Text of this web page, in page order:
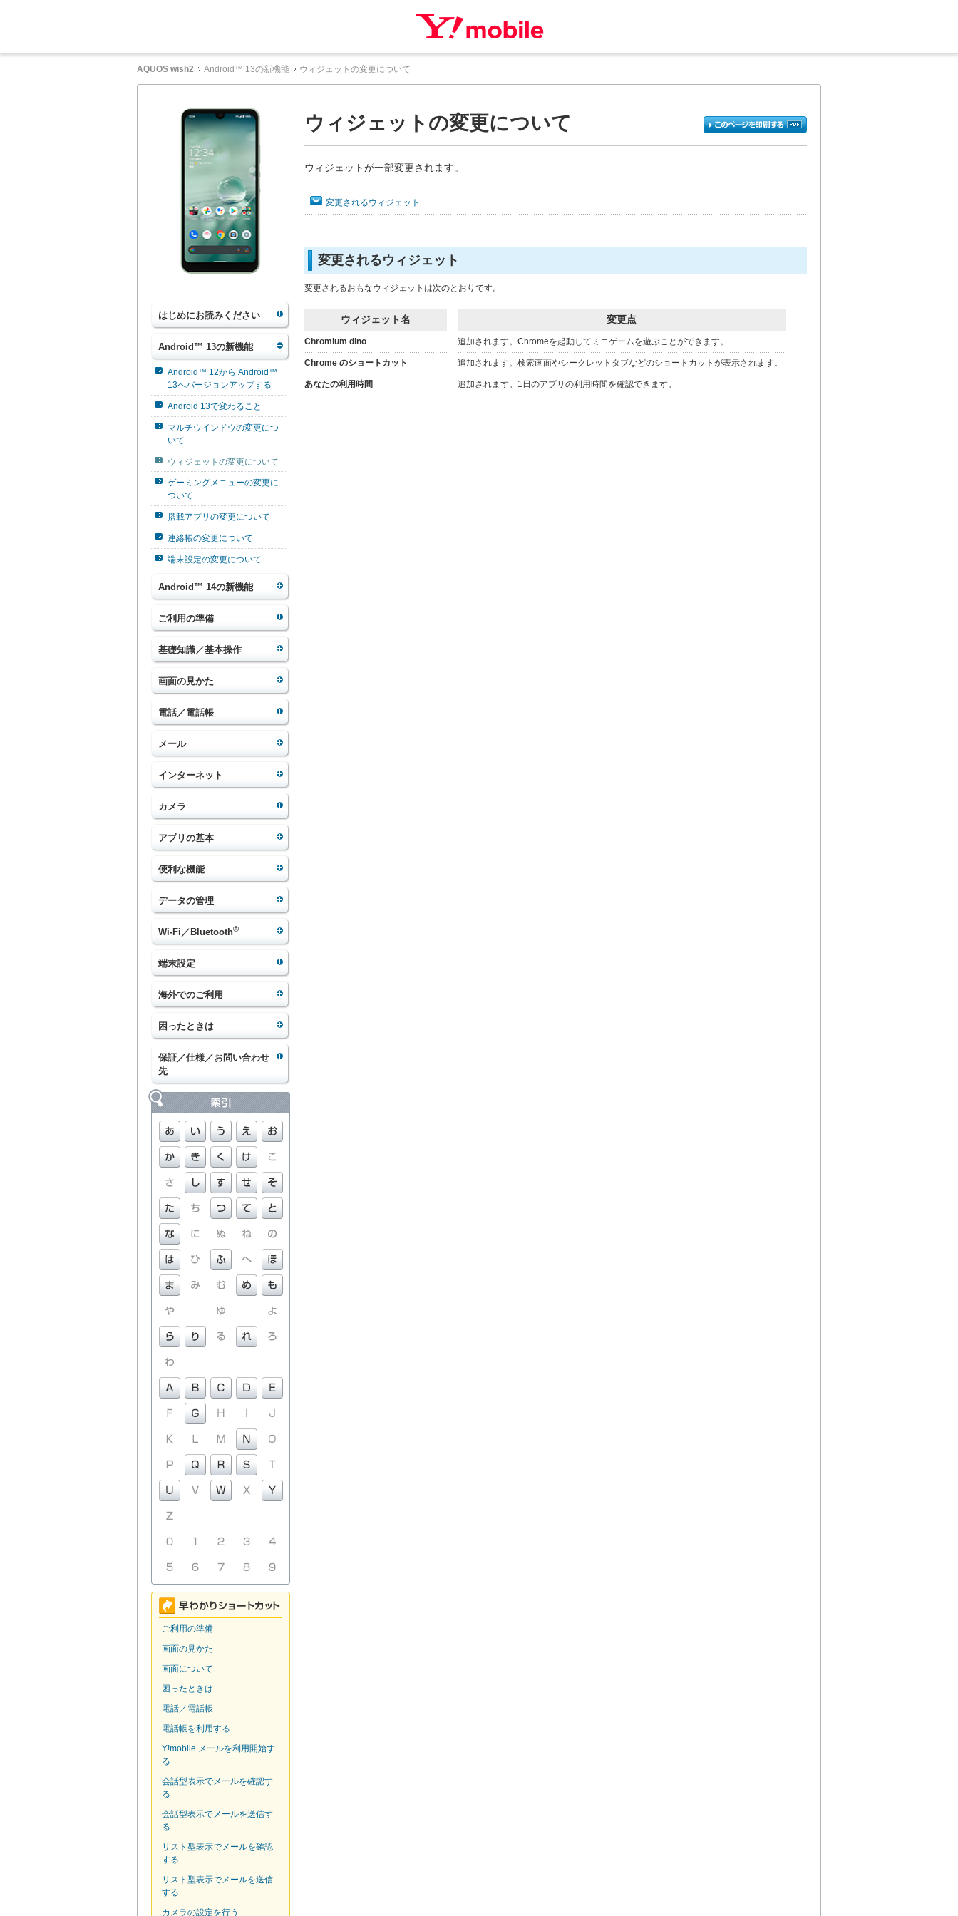
AQUOS wish2 Android™ 13の新機能 ウィジェットの変更について
はじめにお読みください
Android™ 13の新機能
Android™ 12から Android™
13へバージョンアップする
Android 13で変わること
マルチウインドウの変更につ
いて
ウィジェットの変更について
ゲーミングメニューの変更に
ついて
搭載アプリの変更について
連絡帳の変更について
端末設定の変更について
Android™ 14の新機能
ご利用の準備
基礎知識／基本操作
画面の見かた
電話／電話帳
メール
インターネット
カメラ
アプリの基本
便利な機能
データの管理
Wi-Fi／Bluetooth®
端末設定
海外でのご利用
困ったときは
保証／仕様／お問い合わせ
先
ご利用の準備
画面の見かた
画面について
困ったときは
電話／電話帳
電話帳を利用する
Y!mobile メールを利用開始す
る
会話型表示でメールを確認す
る
会話型表示でメールを送信す
る
リスト型表示でメールを確認
する
リスト型表示でメールを送信
する
カメラの設定を行う
ウィジェットの変更について
ウィジェットが一部変更されます。
変更されるウィジェット
変更されるウィジェット
変更されるおもなウィジェットは次のとおりです。
ウィジェット名 変更点
Chromium dino 追加されます。Chromeを起動してミニゲームを遊ぶことができます。
Chrome のショートカット 追加されます。検索画面やシークレットタブなどのショートカットが表示されます。
あなたの利用時間 追加されます。1日のアプリの利用時間を確認できます。